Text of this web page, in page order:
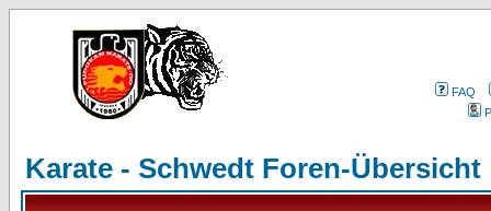
FAQ
Karate - Schwedt Foren-Übersicht